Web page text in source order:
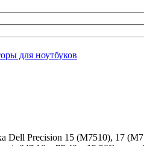
для ноутбуков
Dell Precision 15 (M7510), 17